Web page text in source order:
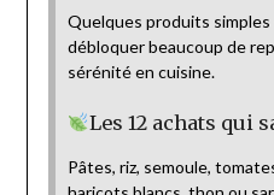
Quelques produits
débloquer beaucoup de
sérénité en cuisine.
Les 12 achats qui
Pâtes, riz, semoule,